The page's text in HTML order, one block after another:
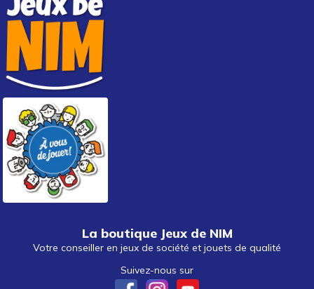
La boutique Jeux de NIM
Votre conseiller en jeux de société et jouets de qualité
Suivez-nous sur